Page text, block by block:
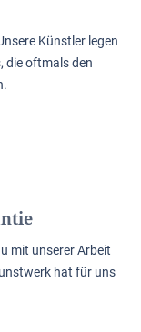
Künstler legen
die oftmals den
mit unserer Arbeit
hat für uns